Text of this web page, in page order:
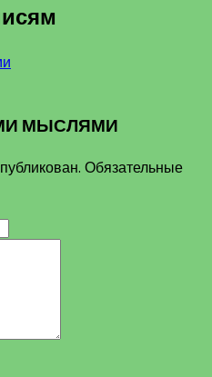
МЫСЛЯМИ
Обязательные